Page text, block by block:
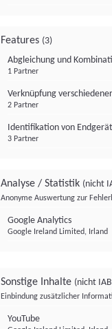
Features (3)
Abgleichung und
1 Partner
Verknüpfung
2 Partner
Identifikation von
3 Partner
Analyse / Statistik (nicht
Anonyme Auswertung zur
Google Analytics
Google Ireland Limited, Irland
Sonstige Inhalte (nicht
Einbindung zusätzlicher
YouTube